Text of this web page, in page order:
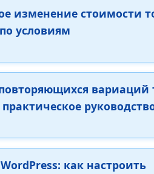
изменение стоимости
условиям
вариаций
как настроить